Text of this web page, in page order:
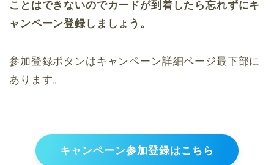
ことはできないのでカードが到着したら忘れずにキ
ャンペーン登録しましょう。
参加登録ボタンはキャンペーン詳細ページ最下部に
あります。
キャンペーン参加登録はこちら